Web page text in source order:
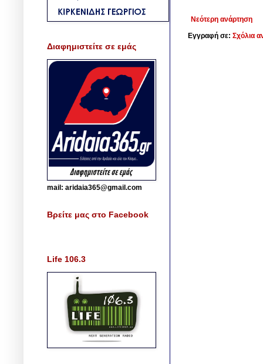
Νεότερη ανάρτηση
Εγγραφή σε: Σχόλια
Διαφημιστείτε σε εμάς
mail: aridaia365@gmail.com
Βρείτε μας στο Facebook
Life 106.3